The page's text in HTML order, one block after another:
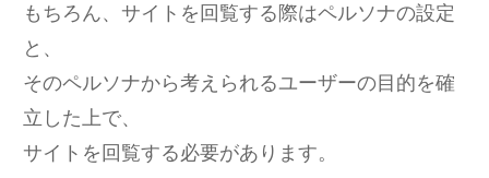
もちろん、サイトを回覧する際はペルソナの設定
と、
そのペルソナから考えられるユーザーの目的を確
立した上で、
サイトを回覧する必要があります。